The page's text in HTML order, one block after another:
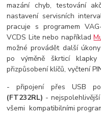
mazání chyb, testování
nastavení servisních
pracuje s programem
VCDS Lite nebo například
možné provádět další
po výměně škrticí
přizpůsobení klíčů, vyčtení
- připojení přes USB
(FT232RL) -
všemi kompatibilními